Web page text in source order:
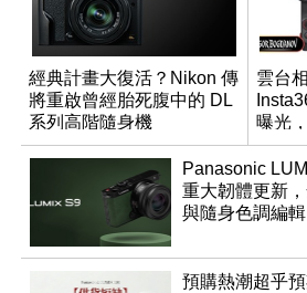
經典計畫大復活？Nikon 傳
將重啟曾經胎死腹中的 DL
系列高階隨身機
雲台
曝光
Panasonic
重大韌體更新
與隨身色調編輯
預購熱潮超乎